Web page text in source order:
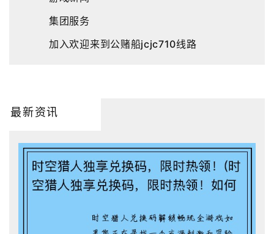
集团服务
加入欢迎来到公赌船jcjc710线路
最新资讯